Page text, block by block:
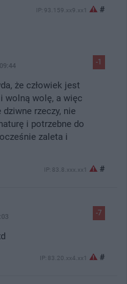
IP: 93.159.xx9.xx1 #
-1
że człowiek jest
wolną wolę, a więc
rzeczy, nie
i potrzebne do
zaleta i
IP: 83.8.xxx.xx1 #
-7
IP: 83.20.xx4.xx1 #